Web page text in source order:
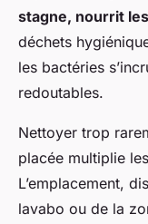
stagne, nourrit
déchets
les bactéries
redoutables.
Nettoyer trop
placée multiplie
L’emplacement,
lavabo ou de la